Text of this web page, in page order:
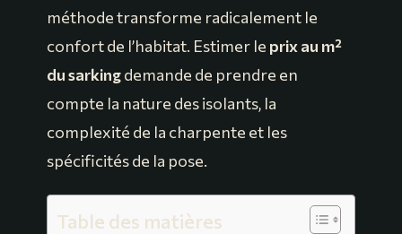
méthode transforme radicalement le
confort de l’habitat. Estimer le prix au m²
du sarkingdemande de prendre en
compte la nature des isolants, la
complexité de la charpente et les
spécificités de la pose.
Table des matières